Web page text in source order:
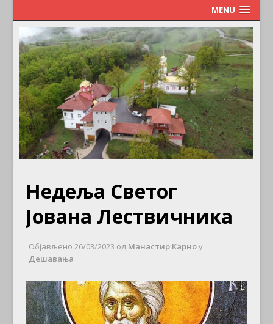
MENU
Недеља Светог
Јована Лествичника
Објављено 26/03/2023 од Манастир Карноу
Дешавања